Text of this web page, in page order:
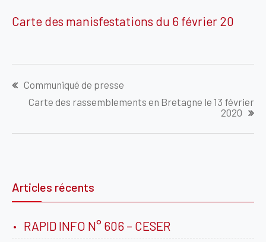
Carte des manisfestations du 6 février 20
Communiqué de presse
Carte des rassemblements en Bretagne le 13 février
2020
Articles récents
RAPID INFO N° 606 – CESER